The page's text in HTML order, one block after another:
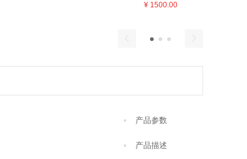
¥ 1500.00
产品参数
产品描述